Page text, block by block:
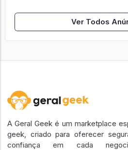
Ver Todos
A Geral Geek é um marketplace
geek, criado para oferecer
confiança em cada